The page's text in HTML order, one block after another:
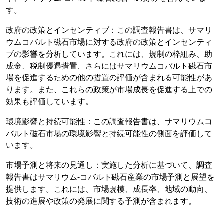
す。
政府の政策とインセンティブ：この調査報告書は、サマリ
ウムコバルト磁石市場に対する政府の政策とインセンティ
ブの影響を分析しています。これには、規制の枠組み、助
成金、税制優遇措置、さらにはサマリウムコバルト磁石市
場を促進するための他の措置の評価が含まれる可能性があ
ります。また、これらの政策が市場成長を促進する上での
効果も評価しています。
環境影響と持続可能性：この調査報告書は、サマリウムコ
バルト磁石市場の環境影響と持続可能性の側面を評価して
います。
市場予測と将来の見通し：実施した分析に基づいて、調査
報告書はサマリウム-コバルト磁石産業の市場予測と展望を
提供します。これには、市場規模、成長率、地域の動向、
技術の進展や政策の発展に関する予測が含まれます。